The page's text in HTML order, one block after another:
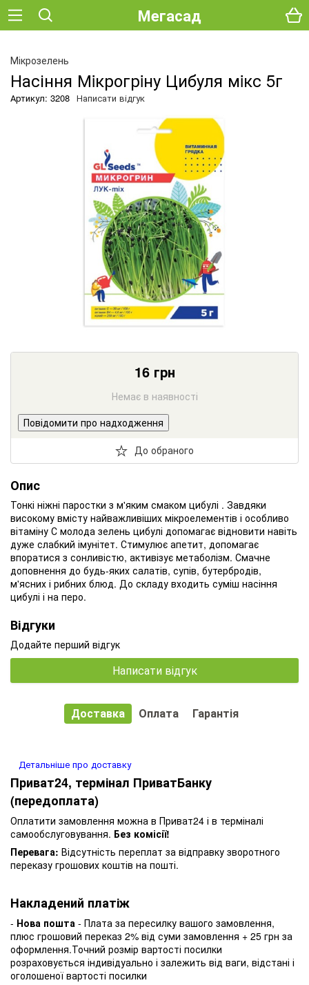
Мегасад
Мікрозелень
Насіння Мiкрогрiну Цибуля мiкс 5г
Артикул: 3208 Написати відгук
16грн
Немає в наявності
Повідомити про надходження
До обраного
Опис
Тонкі ніжні паростки з м'яким смаком цибулі . Завдяки
високому вмісту найважливіших мікроелементів і особливо
вітаміну С молода зелень цибулі допомагає відновити навіть
дуже слабкий імунітет. Стимулює апетит, допомагає
впоратися з сонливістю, активізує метаболізм. Смачне
доповнення до будь-яких салатів, супів, бутербродів,
м'ясних і рибних блюд. До складу входить суміш насіння
цибулі і на перо.
Відгуки
Додайте перший відгук
Написати відгук
Доставка Оплата Гарантія
Детальніше про доставку
Приват24, термінал ПриватБанку
(передоплата)
Оплатити замовлення можна в Приват24 і в терміналі
самообслуговування. Без комісії!
Перевага: Відсутність переплат за відправку зворотного
переказу грошових коштів на пошті.
Накладений платіж
- Нова пошта - Плата за пересилку вашого замовлення,
плюс грошовий переказ 2% від суми замовлення + 25 грн за
оформлення.Точний розмір вартості посилки
розраховується індивідуально і залежить від ваги, відстані і
оголошеної вартості посилки